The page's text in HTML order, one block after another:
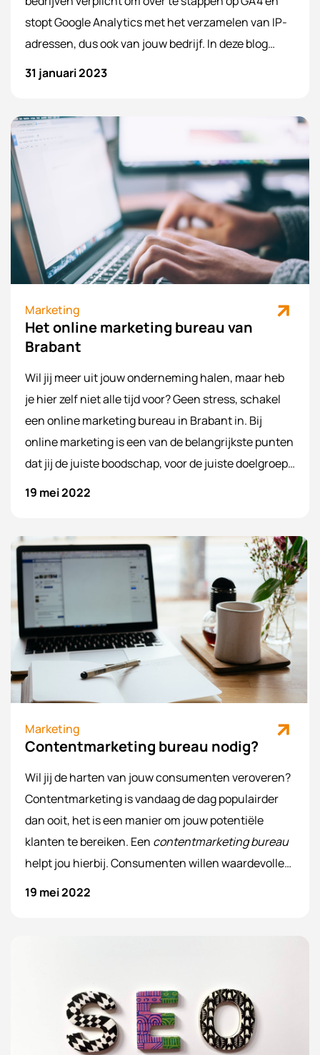
stopt Google Analytics met het verzamelen van IP-
adressen, dus ook van jouw bedrijf. In deze blog
leggen we uit wat er verandert en waarom je zo snel
31 januari 2023
Marketing
Het online marketing bureau van
Brabant
Wil jij meer uit jouw onderneming halen, maar heb
je hier zelf niet alle tijd voor? Geen stress, schakel
een online marketing bureau in Brabant in. Bij
online marketing is een van de belangrijkste punten
dat jij de juiste boodschap, voor de juiste doelgroep,
op het juiste moment overbrengt. Maar hoe doe je
we je graag meer over onze aanpak en hoe wij
streven naar een succes voor jouw onderneming.
Sta jij open voor een nieuwe uitdaging in
samenwerking met WebSentiment?
19 mei 2022
Marketing
Contentmarketing bureau nodig?
Wil jij de harten van jouw consumenten veroveren?
Contentmarketing is vandaag de dag populairder
dan ooit, het is een manier om jouw potentiële
klanten te bereiken. Een contentmarketing bureau
helpt jou hierbij. Consumenten willen waardevolle
content zien, waardoor ze gaan consumeren. Hoe
als jouw content marketing bureau, zodat jij je daar
geen zorgen over hoeft te maken.
19 mei 2022